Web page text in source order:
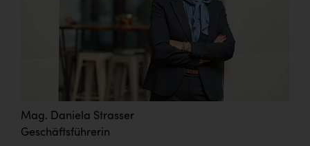
Mag. Daniela Strasser
Geschäftsführerin